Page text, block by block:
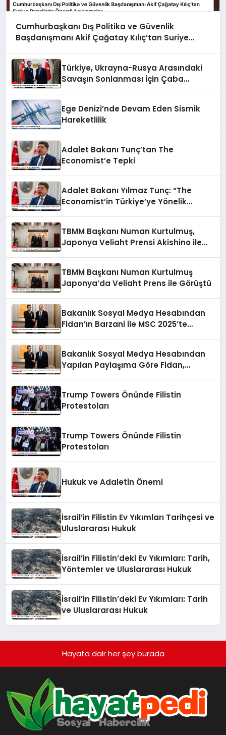
Cumhurbaşkanı Dış Politika ve Güvenlik
Başdanışmanı Akif Çağatay Kılıç’tan Suriye
Türkiye, Ukrayna-Rusya Arasındaki
Savaşın Sonlanması İçin Çaba
Ege Denizi’nde Devam Eden Sismik
Hareketlilik
Adalet Bakanı Tunç’tan The
Economist’e Tepki
Adalet Bakanı Yılmaz Tunç: “The
Economist’in Türkiye’ye Yönelik
TBMM Başkanı Numan Kurtulmuş,
Japonya Veliaht Prensi Akishino ile
TBMM Başkanı Numan Kurtulmuş
Japonya’da Veliaht Prens ile Görüştü
Bakanlık Sosyal Medya Hesabından
Fidan’ın Barzani ile MSC 2025’te
Bakanlık Sosyal Medya Hesabından
Yapılan Paylaşıma Göre Fidan,
Trump Towers Önünde Filistin
Protestoları
Trump Towers Önünde Filistin
Protestoları
Hukuk ve Adaletin Önemi
İsrail’in Filistin Ev Yıkımları Tarihçesi ve
Uluslararası Hukuk
İsrail’in Filistin’deki Ev Yıkımları: Tarih,
Yöntemler ve Uluslararası Hukuk
İsrail’in Filistin’deki Ev Yıkımları: Tarih
ve Uluslararası Hukuk
Hayata dair her şey burada